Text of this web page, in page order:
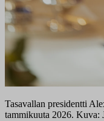
Tasavallan presidentti
tammikuuta 2026. Kuva: